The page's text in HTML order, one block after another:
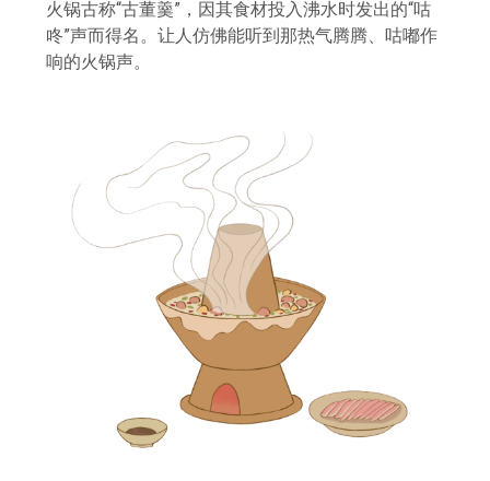
火锅古称“古董羹”，因其食材投入沸水时发出的“咕
咚”声而得名。让人仿佛能听到那热气腾腾、咕嘟作
响的火锅声。